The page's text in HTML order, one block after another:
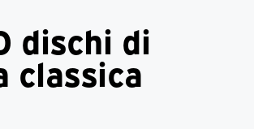
dischi di
classica